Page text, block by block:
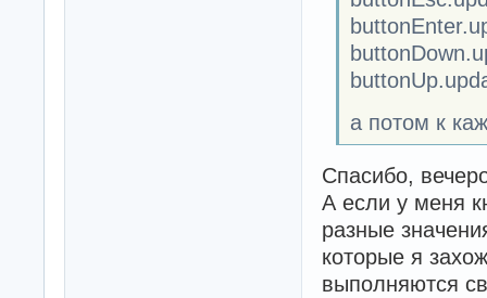
а потом к
Спасибо,
А если у меня
разные
которые я
выполняются